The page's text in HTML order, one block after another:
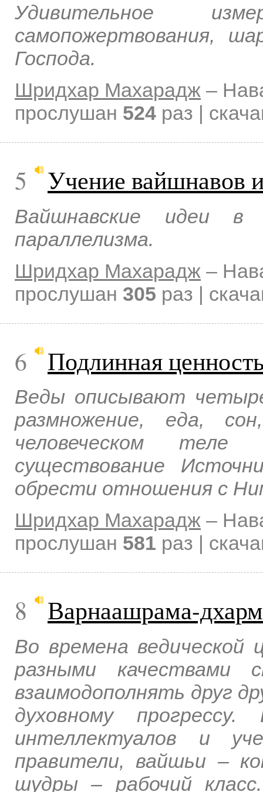
Удивительное
самопожертвования,
Господа.
Шридхар Махарадж –
прослушан 524 раз |
5 Учение вайшнавов
Вайшнавские идеи в
параллелизма.
Шридхар Махарадж –
прослушан 305 раз |
6 Подлинная
Веды описывают
размножение, еда,
человеческом теле
существование
обрести отношения с
Шридхар Махарадж –
прослушан 581 раз |
8 Варнаашрама-
Во времена ведической
разными качествами
взаимодополнять друг
духовному
интеллектуалов и
правители, вайшьи –
шудры – рабочий